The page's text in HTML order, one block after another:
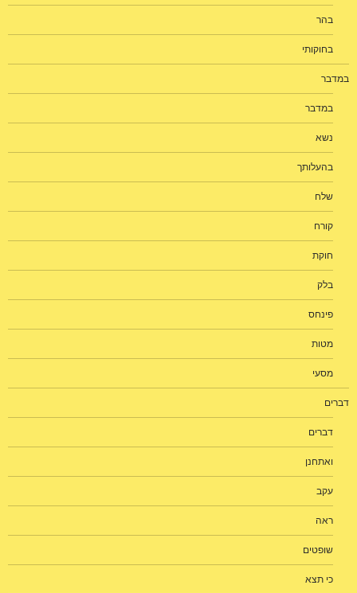
בהר
בחוקותי
במדבר
במדבר
נשא
בהעלותך
שלח
קורח
חוקת
בלק
פינחס
מטות
מסעי
דברים
דברים
ואתחנן
עקב
ראה
שופטים
כי תצא